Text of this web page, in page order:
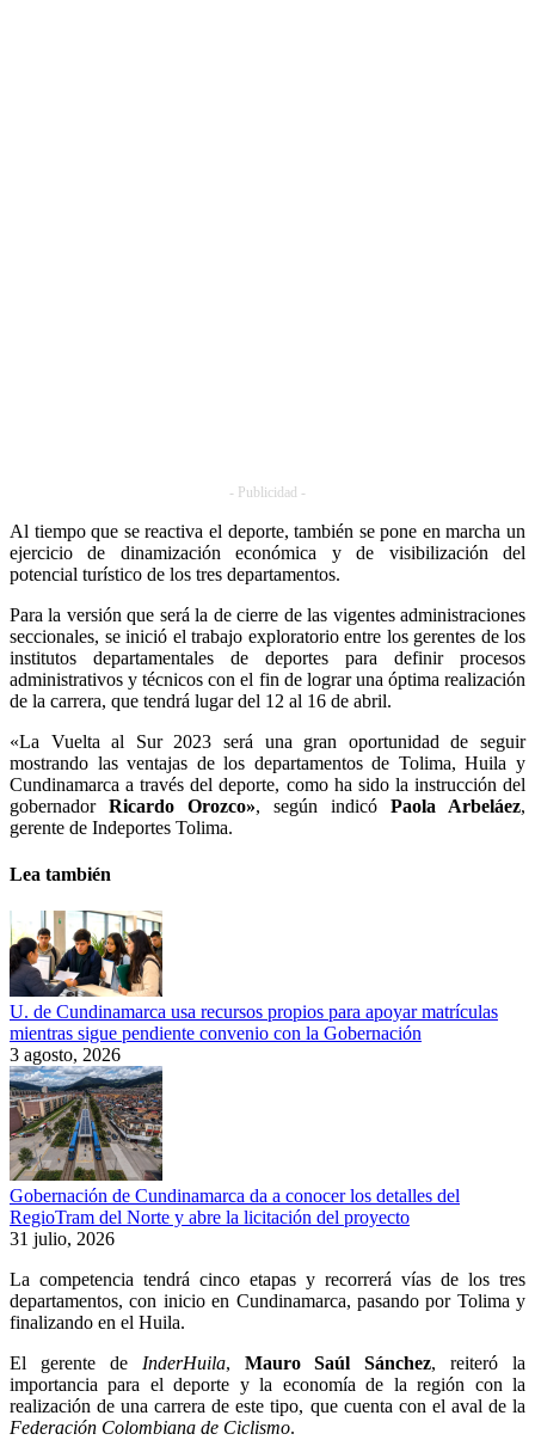
- Publicidad -
Al tiempo que se reactiva el deporte, también se pone en marcha un
ejercicio de dinamización económica y de visibilización del
potencial turístico de los tres departamentos.
Para la versión que será la de cierre de las vigentes administraciones
seccionales, se inició el trabajo exploratorio entre los gerentes de los
institutos departamentales de deportes para definir procesos
administrativos y técnicos con el fin de lograr una óptima realización
de la carrera, que tendrá lugar del 12 al 16 de abril.
«La Vuelta al Sur 2023 será una gran oportunidad de seguir
mostrando las ventajas de los departamentos de Tolima, Huila y
Cundinamarca a través del deporte, como ha sido la instrucción del
gobernador Ricardo Orozco», según indicó Paola Arbeláez,
gerente de Indeportes Tolima.
Lea también
U. de Cundinamarca usa recursos propios para apoyar matrículas
mientras sigue pendiente convenio con la Gobernación
3 agosto, 2026
Gobernación de Cundinamarca da a conocer los detalles del
RegioTram del Norte y abre la licitación del proyecto
31 julio, 2026
La competencia tendrá cinco etapas y recorrerá vías de los tres
departamentos, con inicio en Cundinamarca, pasando por Tolima y
finalizando en el Huila.
El gerente de InderHuila, Mauro Saúl Sánchez, reiteró la
importancia para el deporte y la economía de la región con la
realización de una carrera de este tipo, que cuenta con el aval de la
Federación Colombiana de Ciclismo.